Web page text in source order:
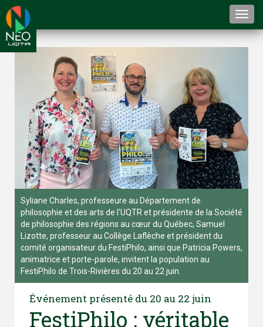
Syliane Charles, professeure au Département de
philosophie et des arts de l'UQTR et présidente de la Société
de philosophie des régions au cœur du Québec, Samuel
Lizotte, professeur au Collège Laflèche et président du
comité organisateur du FestiPhilo, ainsi que Patricia Powers,
animatrice et porte-parole, invitent la population au
FestiPhilo de Trois-Rivières du 20 au 22 juin.
Événement présenté du 20 au 22 juin
FestiPhilo : véritable